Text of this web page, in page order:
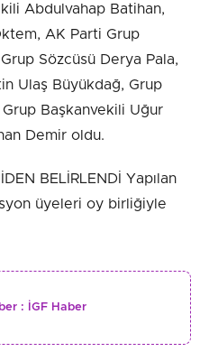
Abdulvahap Batihan,
AK Parti Grup
Sözcüsü Derya Pala,
Ulaş Büyükdağ, Grup
Başkanvekili Uğur
Demir oldu.
BELİRLENDİ Yapılan
üyeleri oy birliğiyle
: İGF Haber